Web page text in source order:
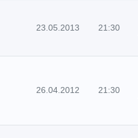
23.05.2013 21:30
26.04.2012 21:30